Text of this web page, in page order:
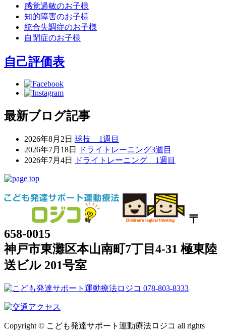
感覚過敏のお子様
知的障害のお子様
統合失調症のお子様
自閉症のお子様
自己評価表
最新ブログ記事
2026年8月2日 球技 1週目
2026年7月18日
ドライトレーニング3週目
2026年7月4日
ドライトレーニング 1週目
〒
658-0015
神戸市東灘区本山南町7丁目4-31 極東陸
送ビル 201号室
Copyright © こども発達サポート運動療法ロジコ all rights